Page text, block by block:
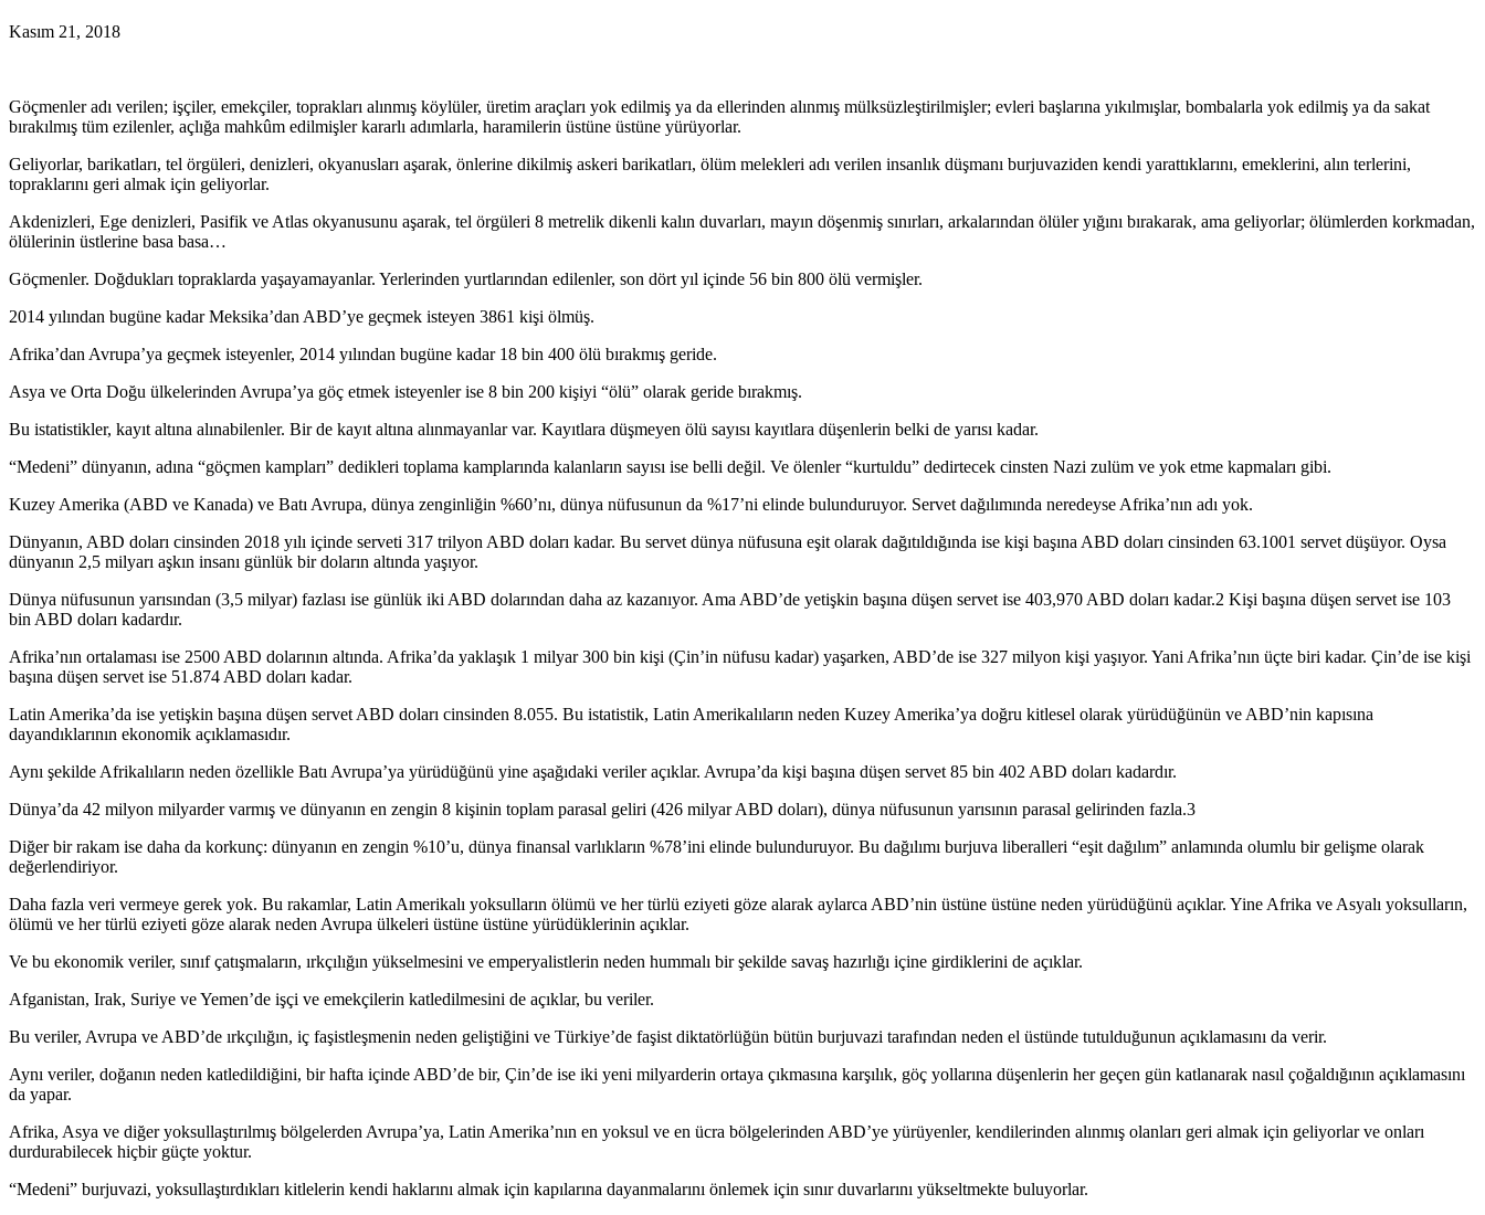
Kasım 21, 2018
Göçmenler adı verilen; işçiler, emekçiler, toprakları alınmış köylüler, üretim araçları yok edilmiş ya da ellerinden alınmış mülksüzleştirilmişler; evleri başlarına yıkılmışlar, bombalarla yok edilmiş ya da sakat
bırakılmış tüm ezilenler, açlığa mahkûm edilmişler kararlı adımlarla, haramilerin üstüne üstüne yürüyorlar.
Geliyorlar, barikatları, tel örgüleri, denizleri, okyanusları aşarak, önlerine dikilmiş askeri barikatları, ölüm melekleri adı verilen insanlık düşmanı burjuvaziden kendi yarattıklarını, emeklerini, alın terlerini,
topraklarını geri almak için geliyorlar.
Akdenizleri, Ege denizleri, Pasifik ve Atlas okyanusunu aşarak, tel örgüleri 8 metrelik dikenli kalın duvarları, mayın döşenmiş sınırları, arkalarından ölüler yığını bırakarak, ama geliyorlar; ölümlerden korkmadan,
ölülerinin üstlerine basa basa…
Göçmenler. Doğdukları topraklarda yaşayamayanlar. Yerlerinden yurtlarından edilenler, son dört yıl içinde 56 bin 800 ölü vermişler.
2014 yılından bugüne kadar Meksika’dan ABD’ye geçmek isteyen 3861 kişi ölmüş.
Afrika’dan Avrupa’ya geçmek isteyenler, 2014 yılından bugüne kadar 18 bin 400 ölü bırakmış geride.
Asya ve Orta Doğu ülkelerinden Avrupa’ya göç etmek isteyenler ise 8 bin 200 kişiyi “ölü” olarak geride bırakmış.
Bu istatistikler, kayıt altına alınabilenler. Bir de kayıt altına alınmayanlar var. Kayıtlara düşmeyen ölü sayısı kayıtlara düşenlerin belki de yarısı kadar.
“Medeni” dünyanın, adına “göçmen kampları” dedikleri toplama kamplarında kalanların sayısı ise belli değil. Ve ölenler “kurtuldu” dedirtecek cinsten Nazi zulüm ve yok etme kapmaları gibi.
Kuzey Amerika (ABD ve Kanada) ve Batı Avrupa, dünya zenginliğin %60’nı, dünya nüfusunun da %17’ni elinde bulunduruyor. Servet dağılımında neredeyse Afrika’nın adı yok.
Dünyanın, ABD doları cinsinden 2018 yılı içinde serveti 317 trilyon ABD doları kadar. Bu servet dünya nüfusuna eşit olarak dağıtıldığında ise kişi başına ABD doları cinsinden 63.1001 servet düşüyor. Oysa
dünyanın 2,5 milyarı aşkın insanı günlük bir doların altında yaşıyor.
Dünya nüfusunun yarısından (3,5 milyar) fazlası ise günlük iki ABD dolarından daha az kazanıyor. Ama ABD’de yetişkin başına düşen servet ise 403,970 ABD doları kadar.2 Kişi başına düşen servet ise 103
bin ABD doları kadardır.
Afrika’nın ortalaması ise 2500 ABD dolarının altında. Afrika’da yaklaşık 1 milyar 300 bin kişi (Çin’in nüfusu kadar) yaşarken, ABD’de ise 327 milyon kişi yaşıyor. Yani Afrika’nın üçte biri kadar. Çin’de ise kişi
başına düşen servet ise 51.874 ABD doları kadar.
Latin Amerika’da ise yetişkin başına düşen servet ABD doları cinsinden 8.055. Bu istatistik, Latin Amerikalıların neden Kuzey Amerika’ya doğru kitlesel olarak yürüdüğünün ve ABD’nin kapısına
dayandıklarının ekonomik açıklamasıdır.
Aynı şekilde Afrikalıların neden özellikle Batı Avrupa’ya yürüdüğünü yine aşağıdaki veriler açıklar. Avrupa’da kişi başına düşen servet 85 bin 402 ABD doları kadardır.
Dünya’da 42 milyon milyarder varmış ve dünyanın en zengin 8 kişinin toplam parasal geliri (426 milyar ABD doları), dünya nüfusunun yarısının parasal gelirinden fazla.3
Diğer bir rakam ise daha da korkunç: dünyanın en zengin %10’u, dünya finansal varlıkların %78’ini elinde bulunduruyor. Bu dağılımı burjuva liberalleri “eşit dağılım” anlamında olumlu bir gelişme olarak
değerlendiriyor.
Daha fazla veri vermeye gerek yok. Bu rakamlar, Latin Amerikalı yoksulların ölümü ve her türlü eziyeti göze alarak aylarca ABD’nin üstüne üstüne neden yürüdüğünü açıklar. Yine Afrika ve Asyalı yoksulların,
ölümü ve her türlü eziyeti göze alarak neden Avrupa ülkeleri üstüne üstüne yürüdüklerinin açıklar.
Ve bu ekonomik veriler, sınıf çatışmaların, ırkçılığın yükselmesini ve emperyalistlerin neden hummalı bir şekilde savaş hazırlığı içine girdiklerini de açıklar.
Afganistan, Irak, Suriye ve Yemen’de işçi ve emekçilerin katledilmesini de açıklar, bu veriler.
Bu veriler, Avrupa ve ABD’de ırkçılığın, iç faşistleşmenin neden geliştiğini ve Türkiye’de faşist diktatörlüğün bütün burjuvazi tarafından neden el üstünde tutulduğunun açıklamasını da verir.
Aynı veriler, doğanın neden katledildiğini, bir hafta içinde ABD’de bir, Çin’de ise iki yeni milyarderin ortaya çıkmasına karşılık, göç yollarına düşenlerin her geçen gün katlanarak nasıl çoğaldığının açıklamasını
da yapar.
Afrika, Asya ve diğer yoksullaştırılmış bölgelerden Avrupa’ya, Latin Amerika’nın en yoksul ve en ücra bölgelerinden ABD’ye yürüyenler, kendilerinden alınmış olanları geri almak için geliyorlar ve onları
durdurabilecek hiçbir güçte yoktur.
“Medeni” burjuvazi, yoksullaştırdıkları kitlelerin kendi haklarını almak için kapılarına dayanmalarını önlemek için sınır duvarlarını yükseltmekte buluyorlar.